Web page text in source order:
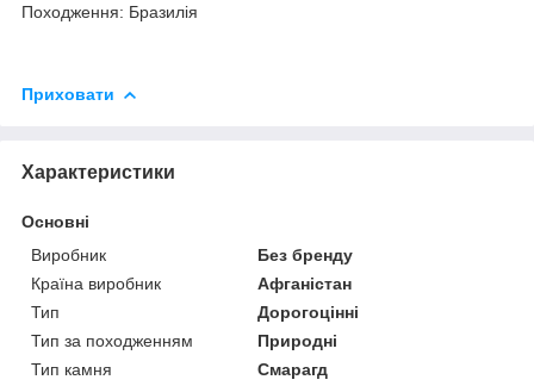
Походження: Бразилія
Приховати
Характеристики
Основні
Виробник
Без бренду
Країна виробник
Афганістан
Тип
Дорогоцінні
Тип за походженням
Природні
Тип камня
Смарагд